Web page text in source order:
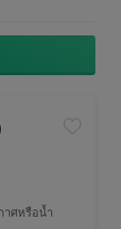
าศหรือน้ำ